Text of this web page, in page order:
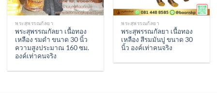
พระสุพรรณกัลยา
พระสุพรรณกัลยา เนื้อทอง
เหลือง รมดำ ขนาด 30 นิ้ว
ความสูงประมาณ 160 ซม.
องค์เท่าคนจริง
พระสุพรรณกัลยา
พระสุพรรณกัลยา เนื้อทอง
เหลือง สีรมมันปู ขนาด 30
นิ้ว องค์เท่าคนจริง